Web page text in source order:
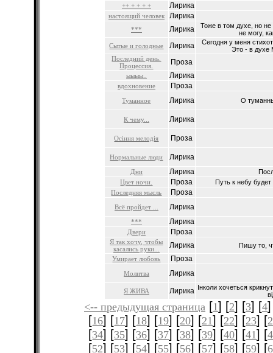
++ + + + + Лирика
настоящий человек Лирика
*** Лирика
Тоже в том духе, но
не могу,
Сытые и голодные
Лирика
Сегодня у меня
Это - в духе
Последний день.
Процессия.
Проза
ыыыы.. Лирика
вдохновение Проза
Туманное Лирика О
К чему... Лирика
Осіння мелодія Проза
Нормальные люди Лирика
Дни Лирика
Цвет ночи.
Проза
Путь к небу
Последняя мысль
Проза
Всё пройдет ... Лирика
*** Лирика
Двери Проза
Я так хочу, чтобы
касались руки...
Лирика
Пишу то,
Умирает любовь
Проза
Молитва Лирика
Я ЖИВА Лирика Інколи хочеться
<-- предыдущая страница [1] [2] [3] [4
[16] [17] [18] [19] [20] [21] [22] [23] [
[34] [35] [36] [37] [38] [39] [40] [41] [
[52] [53] [54] [55] [56] [57] [58] [59] [